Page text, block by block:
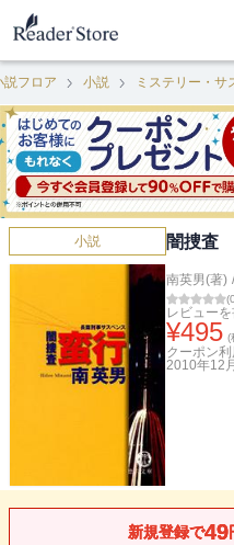
説フロア 小説 ミステリー・サ
小説 闇捜査
南英男(著) /
(0
レビューを
¥495 (
クーポン
2010年12
新規登録で49